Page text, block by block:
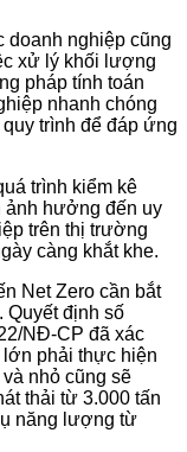
doanh nghiệp cũng
xử lý khối lượng
pháp tính toán
nhanh chóng
trình để đáp ứng
trình kiểm kê
ảnh hưởng đến uy
trên thị trường
càng khắt khe.
Net Zero cần bắt
Quyết định số
NĐ-CP đã xác
phải thực hiện
nhỏ cũng sẽ
thải từ 3.000 tấn
năng lượng từ